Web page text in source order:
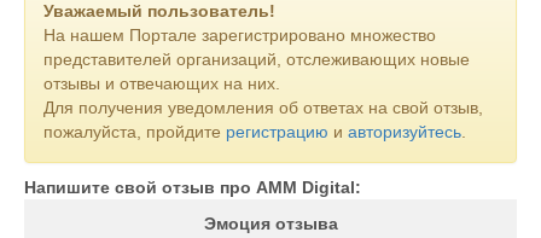
Уважаемый пользователь!
На нашем Портале зарегистрировано множество
представителей организаций, отслеживающих новые
отзывы и отвечающих на них.
Для получения уведомления об ответах на свой отзыв,
пожалуйста, пройдите регистрацию и авторизуйтесь
Напишите свой отзыв про AMM Digital:
Эмоция отзыва